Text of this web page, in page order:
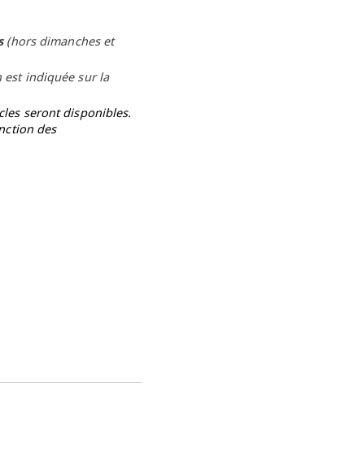
(hors dimanches et
est indiquée sur la
seront disponibles.
des